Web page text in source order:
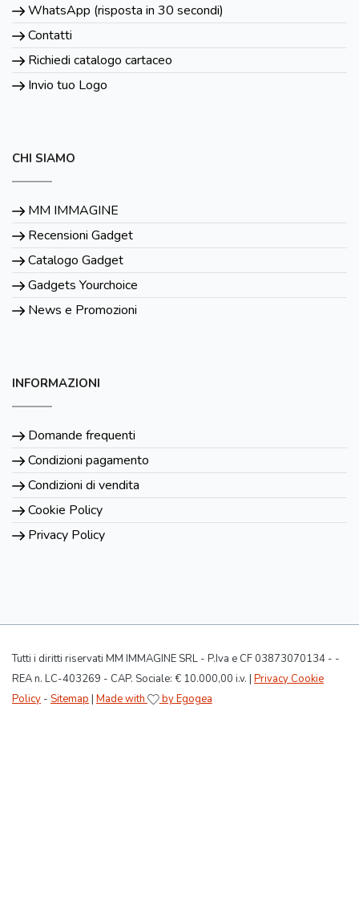
WhatsApp (risposta in 30 secondi)
Contatti
Richiedi catalogo cartaceo
Invio tuo Logo
CHI SIAMO
MM IMMAGINE
Recensioni Gadget
Catalogo Gadget
Gadgets Yourchoice
News e Promozioni
INFORMAZIONI
Domande frequenti
Condizioni pagamento
Condizioni di vendita
Cookie Policy
Privacy Policy
Tutti i diritti riservati MM IMMAGINE SRL - P.Iva e CF 03873070134 - -
REA n. LC-403269 - CAP. Sociale: € 10.000,00 i.v. | Privacy Cookie
Policy - Sitemap | Made with by Egogea